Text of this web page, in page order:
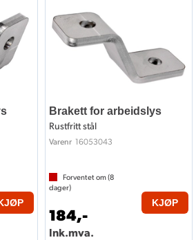
Brakett for arbeidslys
Rustfritt stål
Varenr 16053043
Forventet om (8
dager)
184,-
Ink.mva.
KJØP